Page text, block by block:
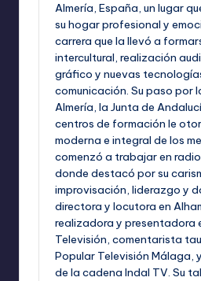
Almería, España, un lugar
su hogar profesional y
carrera que la llevó a
intercultural, realización
gráfico y nuevas
comunicación. Su paso por
Almería, la Junta de
centros de formación le
moderna e integral de los
comenzó a trabajar en
donde destacó por su
improvisación, liderazgo y
directora y locutora en
realizadora y presentadora
Televisión, comentarista
Popular Televisión Málaga,
de la cadena Indal TV. Su